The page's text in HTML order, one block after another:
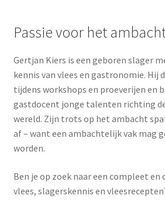
Passie voor het
Gertjan Kiers is een geboren slager
kennis van vlees en gastronomie. Hij
tijdens workshops en proeverijen en
gastdocent jonge talenten richting
wereld. Zijn trots op het ambacht
af – want een ambachtelijk vak mag
worden.
Ben je op zoek naar een compleet en
vlees, slagerskennis en